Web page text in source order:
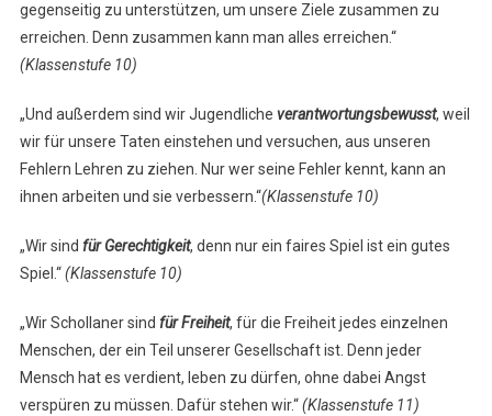
gegenseitig zu unterstützen, um unsere Ziele zusammen zu
erreichen. Denn zusammen kann man alles erreichen.“
(Klassenstufe 10)
„Und außerdem sind wir Jugendliche verantwortungsbewusst, weil
wir für unsere Taten einstehen und versuchen, aus unseren
Fehlern Lehren zu ziehen. Nur wer seine Fehler kennt, kann an
ihnen arbeiten und sie verbessern.“(Klassenstufe 10)
„Wir sind für Gerechtigkeit, denn nur ein faires Spiel ist ein gutes
Spiel.“(Klassenstufe 10)
„Wir Schollaner sind für Freiheit, für die Freiheit jedes einzelnen
Menschen, der ein Teil unserer Gesellschaft ist. Denn jeder
Mensch hat es verdient, leben zu dürfen, ohne dabei Angst
verspüren zu müssen. Dafür stehen wir.“(Klassenstufe 11)